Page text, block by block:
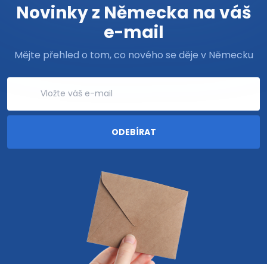
Novinky z Německa na váš
e-mail
Mějte přehled o tom, co nového se děje v Německu